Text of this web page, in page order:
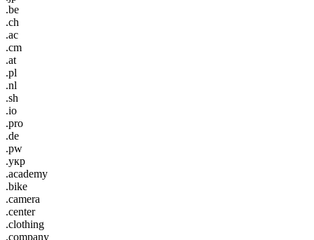
.be
.ch
.ac
.cm
.at
.pl
.nl
.sh
.io
.pro
.de
.pw
.укр
.academy
.bike
.camera
.center
.clothing
.company